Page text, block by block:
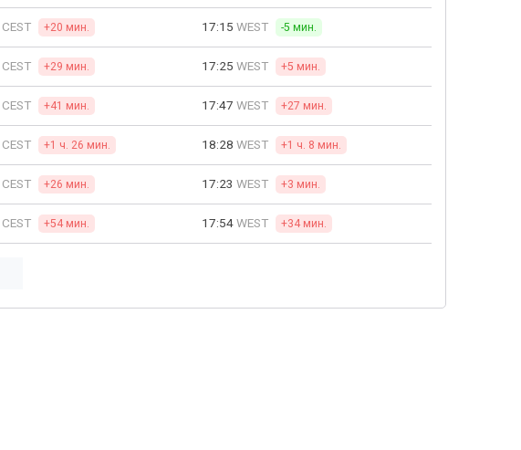
CEST +20 мин. 17:15 WEST -5 мин.
CEST +29 мин. 17:25 WEST +5 мин.
CEST +41 мин. 17:47 WEST +27 мин.
CEST +1 ч. 26 мин. 18:28 WEST +1 ч. 8 мин.
CEST +26 мин. 17:23 WEST +3 мин.
CEST +54 мин. 17:54WEST +34 мин.